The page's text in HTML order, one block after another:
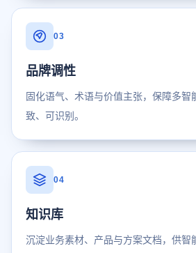
03
品牌调性
固化语气、术语与价值主张，保障多智
致、可识别。
04
知识库
沉淀业务素材、产品与方案文档，供智